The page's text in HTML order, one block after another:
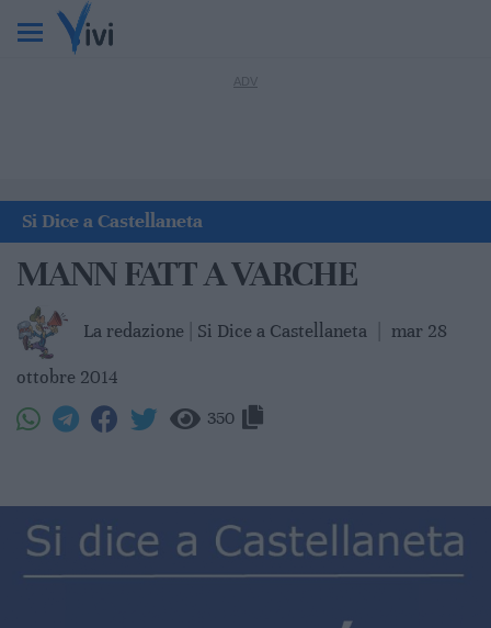
Si Dice a Castellaneta
MANN FATT A VARCHE
La redazione | Si Dice a Castellaneta mar 28
ottobre 2014
350